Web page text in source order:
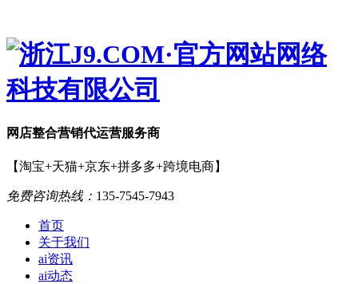
网店整合营销代运营服务商
【淘宝+天猫+京东+拼多多+跨境电商】
免费咨询热线： 135-7545-7943
首页
关于我们
ai资讯
ai动态